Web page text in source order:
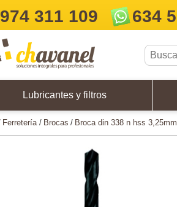
974 311 109 634
Lubricantes y filtros
ferretería brocas broca din 338 n hss 3,25mm.